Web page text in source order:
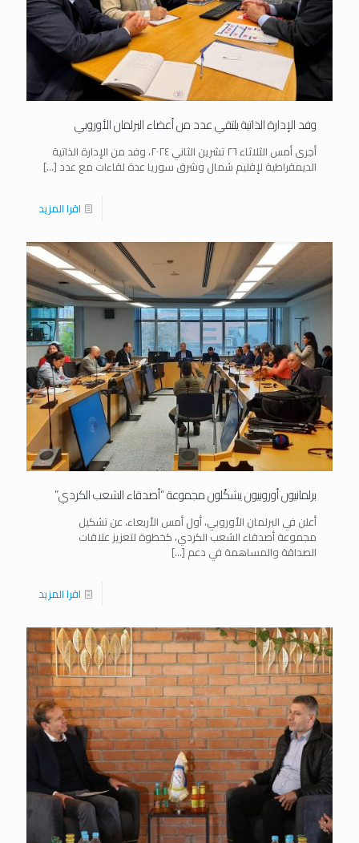
وفد الإدارة الذاتية يلتقي عدد من أعضاء البرلمان الأوروبي
أجرى أمس الثلاثاء ٢٦ تشرين الثاني ٢٠٢٤، وفد من الإدارة الذاتية
الديمقراطية لإقليم شمال وشرق سوريا عدة لقاءات مع عدد […]
اقرا المزيد
برلمانيون أوروبيون يشكّلون مجموعة “أصدقاء الشعب الكردي”
أعلن في البرلمان الأوروبي، أول أمس الأربعاء، عن تشكيل
مجموعة أصدقاء الشعب الكردي، كخطوة لتعزيز علاقات
الصداقة والمساهمة في دعم […]
اقرا المزيد